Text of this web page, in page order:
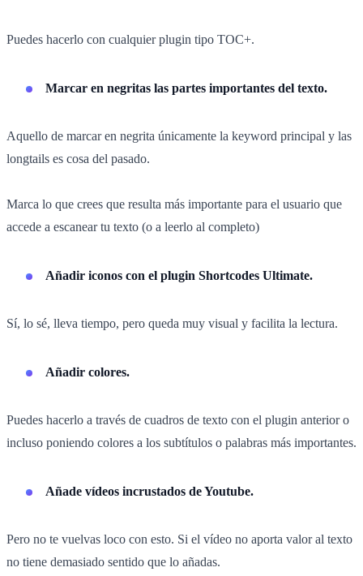
Puedes hacerlo con cualquier plugin tipo TOC+.
Marcar en negritas las partes importantes del texto.
Aquello de marcar en negrita únicamente la keyword principal y las
longtails es cosa del pasado.
Marca lo que crees que resulta más importante para el usuario que
accede a escanear tu texto (o a leerlo al completo)
Añadir iconos con el plugin Shortcodes Ultimate.
Sí, lo sé, lleva tiempo, pero queda muy visual y facilita la lectura.
Añadir colores.
Puedes hacerlo a través de cuadros de texto con el plugin anterior o
incluso poniendo colores a los subtítulos o palabras más importantes.
Añade vídeos incrustados de Youtube.
Pero no te vuelvas loco con esto. Si el vídeo no aporta valor al texto
no tiene demasiado sentido que lo añadas.